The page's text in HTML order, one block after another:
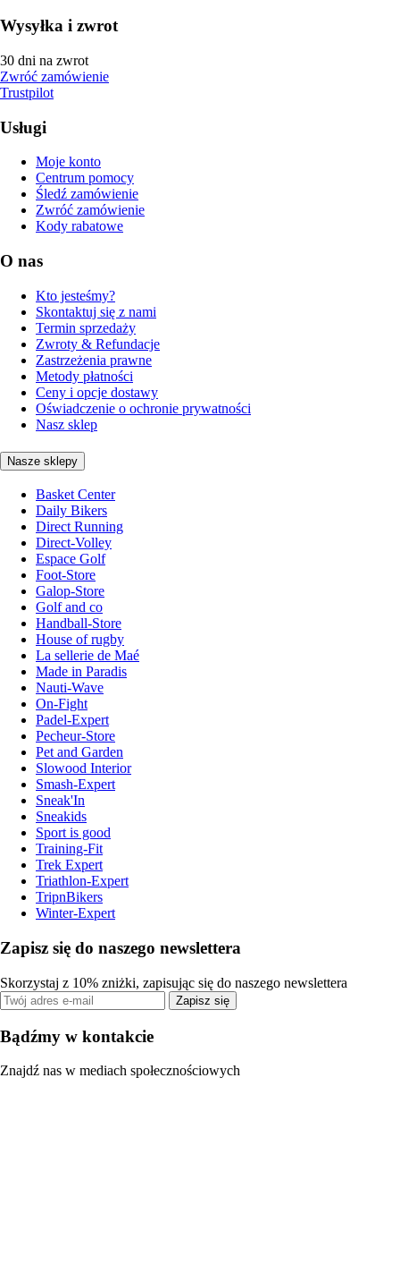
Wysyłka i zwrot
30 dni na zwrot
Zwróć zamówienie
Trustpilot
Usługi
Moje konto
Centrum pomocy
Śledź zamówienie
Zwróć zamówienie
Kody rabatowe
O nas
Kto jesteśmy?
Skontaktuj się z nami
Termin sprzedaży
Zwroty & Refundacje
Zastrzeżenia prawne
Metody płatności
Ceny i opcje dostawy
Oświadczenie o ochronie prywatności
Nasz sklep
Nasze sklepy
Basket Center
Daily Bikers
Direct Running
Direct-Volley
Espace Golf
Foot-Store
Galop-Store
Golf and co
Handball-Store
House of rugby
La sellerie de Maé
Made in Paradis
Nauti-Wave
On-Fight
Padel-Expert
Pecheur-Store
Pet and Garden
Slowood Interior
Smash-Expert
Sneak'In
Sneakids
Sport is good
Training-Fit
Trek Expert
Triathlon-Expert
TripnBikers
Winter-Expert
Zapisz się do naszego newslettera
Skorzystaj z 10% zniżki, zapisując się do naszego newslettera
Zapisz się
Bądźmy w kontakcie
Znajdź nas w mediach społecznościowych